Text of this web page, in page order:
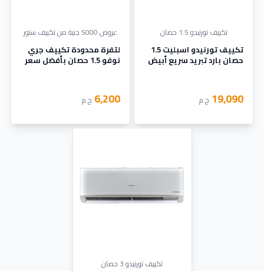
تكييف تورنيدو 1.5 حصان
تكييف تورنيدو اسبليت 1.5
حصان بارد تبريد سريع أبيض
19,090 ج.م
عروض 5000 جنية من تكييف ستور
لتفرة محدودة تكييف جري
نوفو 1.5 حصان بأفضل سعر
6,200 ج.م
تكييف تورنيدو 3 حصان